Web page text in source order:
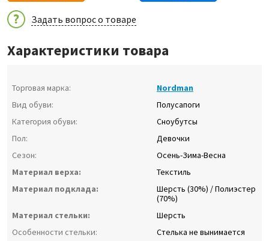
Задать вопрос о товаре
Характеристики товара
Торговая марка:
Nordman
Вид обуви:
Полусапоги
Категория обуви:
Сноубутсы
Пол:
Девочки
Сезон:
Осень-Зима-Весна
Материал верха:
Текстиль
Материал подклада:
Шерсть (30%) / Полиэстер
(70%)
Материал стельки:
Шерсть
Особенности стельки:
Стелька не вынимается